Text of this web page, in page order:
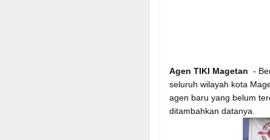
Agen TIKI Magetan -
seluruh wilayah kota
agen baru yang belum
ditambahkan datanya.